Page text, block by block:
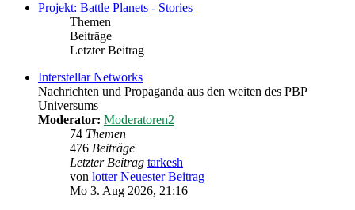
Projekt: Battle Planets - Stories
Themen
Beiträge
Letzter Beitrag
Interstellar Networks
Nachrichten und Propaganda aus den weiten des PBP
Universums
Moderator: Moderatoren2
74 Themen
476 Beiträge
Letzter Beitrag tarkesh
von lotter Neuester Beitrag
Mo 3. Aug 2026, 21:16